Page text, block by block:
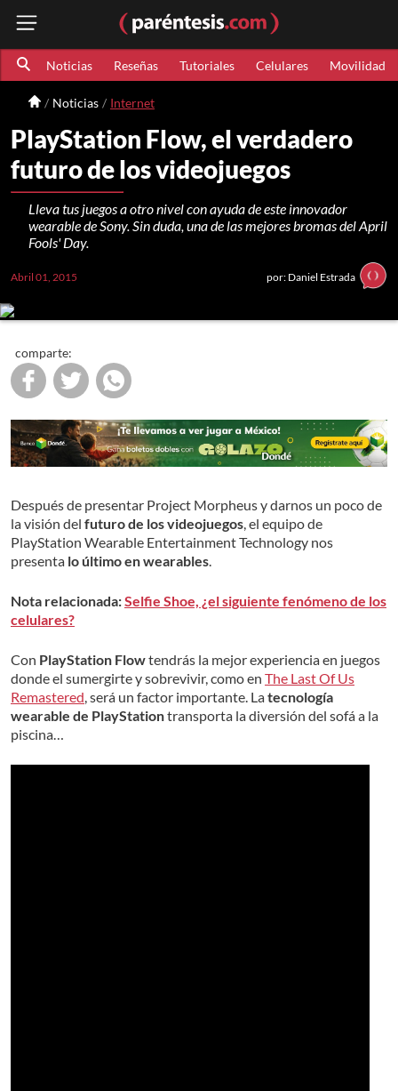
Noticias Reseñas Tutoriales Celulares Movilidad
Noticias Internet
PlayStation Flow, el verdadero
futuro de los videojuegos
Lleva tus juegos a otro nivel con ayuda de este innovador
wearable de Sony. Sin duda, una de las mejores bromas del April
Fools' Day.
Abril 01, 2015 por: Daniel Estrada
comparte:
Después de presentar Project Morpheus y darnos un poco de
la visión del futuro de los videojuegos , el equipo de
PlayStation Wearable Entertainment Technology nos
presenta lo último enwearables
Nota relacionada:Selfie Shoe, ¿el siguiente fenómeno de los
celulares?
Con PlayStation Flowtendrás la mejor experiencia en juegos
donde el sumergirte y sobrevivir, como en The Last Of Us
Remastered , será un factor importante. Latecnología
wearable de PlayStationtransporta la diversión del sofá a la
piscina…